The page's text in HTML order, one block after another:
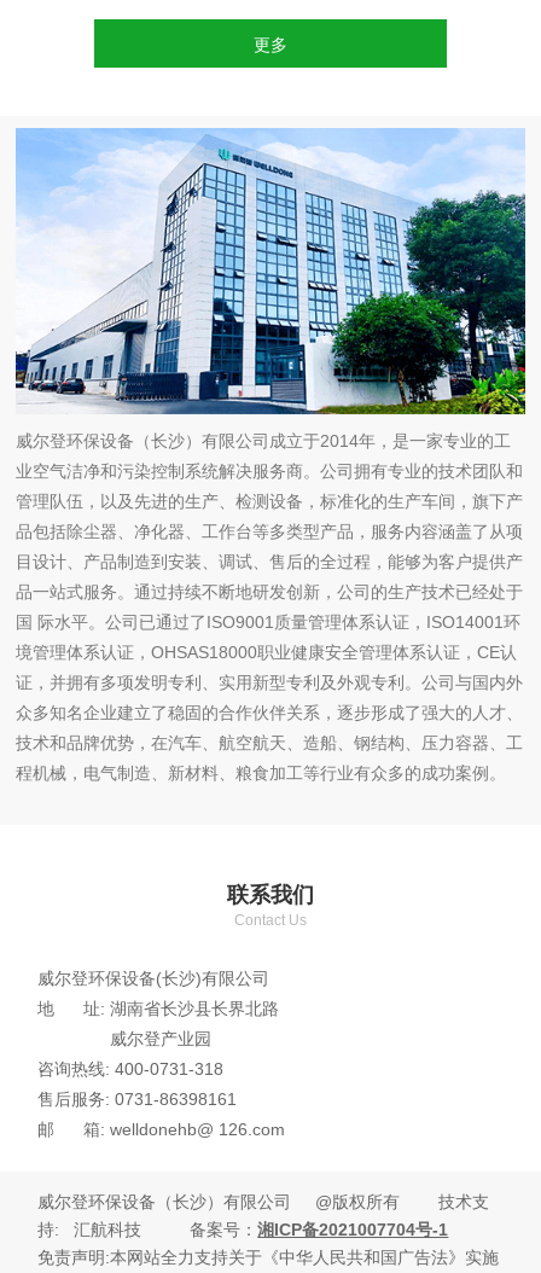
更多
威尔登环保设备（长沙）有限公司成立于2014年，是一家专业的工
业空气洁净和污染控制系统解决服务商。公司拥有专业的技术团队和
管理队伍，以及先进的生产、检测设备，标准化的生产车间，旗下产
品包括除尘器、净化器、工作台等多类型产品，服务内容涵盖了从项
目设计、产品制造到安装、调试、售后的全过程，能够为客户提供产
品一站式服务。通过持续不断地研发创新，公司的生产技术已经处于
国 际水平。公司已通过了ISO9001质量管理体系认证，ISO14001环
境管理体系认证，OHSAS18000职业健康安全管理体系认证，CE认
证，并拥有多项发明专利、实用新型专利及外观专利。公司与国内外
众多知名企业建立了稳固的合作伙伴关系，逐步形成了强大的人才、
技术和品牌优势，在汽车、航空航天、造船、钢结构、压力容器、工
程机械，电气制造、新材料、粮食加工等行业有众多的成功案例。
联系我们
Contact Us
威尔登环保设备(长沙)有限公司
地 址: 湖南省长沙县长界北路
威尔登产业园
咨询热线: 400-0731-318
售后服务: 0731-86398161
邮 箱: welldonehb@ 126.com
威尔登环保设备（长沙）有限公司 @版权所有 技术支
持: 汇航科技 备案号：湘ICP备2021007704号-1
免责声明:本网站全力支持关于《中华人民共和国广告法》实施